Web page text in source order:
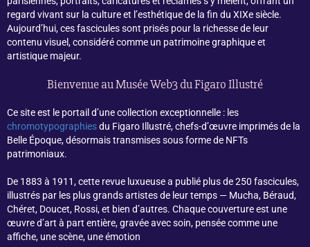
regard vivant sur la culture et l’esthétique de la fin du XIXe siècle.
Aujourd’hui, ces fascicules sont prisés pour la richesse de leur
contenu visuel, considéré comme un patrimoine graphique et
artistique majeur.
Bienvenue au Musée Web3 du Figaro Illustré
Ce site est le portail d’une collection exceptionnelle : les
chromotypographiesdu Figaro Illustré, chefs-d’œuvre imprimés de la
Belle Époque, désormais transmises sous forme de NFTs
patrimoniaux.
De 1883 à 1911, cette revue luxueuse a publié plus de 250 fascicules,
illustrés par les plus grands artistes de leur temps — Mucha, Béraud,
Chéret, Doucet, Rossi, et bien d’autres. Chaque couverture est une
œuvre d’art à part entière, gravée avec soin, pensée comme une
affiche, une scène, une émotion